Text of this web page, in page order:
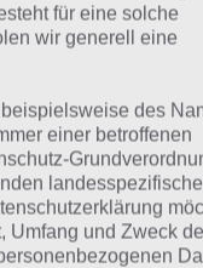
Nutze das
Lösungen
Zum
für eine solche
wir generell eine
des
einer betroffenen
Umfang und Zweck